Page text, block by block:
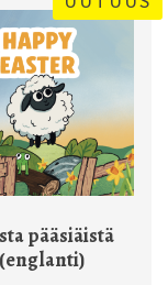
pääsiäistä
(englanti)